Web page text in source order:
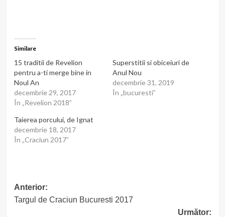
Similare
15 traditii de Revelion
pentru a-ti merge bine in
Noul An
decembrie 29, 2017
În „Revelion 2018”
Superstitii si obiceiuri de
Anul Nou
decembrie 31, 2019
În „bucuresti”
Taierea porcului, de Ignat
decembrie 18, 2017
În „Craciun 2017”
Post
navigation
Anterior:
Targul de Craciun Bucuresti 2017
Următor: